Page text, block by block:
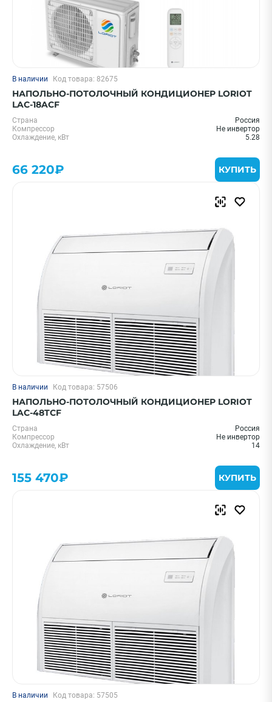
В наличии Код товара: 82675
НАПОЛЬНО-ПОТОЛОЧНЫЙ КОНДИЦИОНЕР LORIOT
LAC-18ACF
Страна
Россия
Компрессор
Не инвертор
Охлаждение, кВт
5.28
66 220₽ КУПИТЬ
В наличии Код товара: 57506
НАПОЛЬНО-ПОТОЛОЧНЫЙ КОНДИЦИОНЕР LORIOT
LAC-48TCF
Страна
Россия
Компрессор
Не инвертор
Охлаждение, кВт
14
155 470₽ КУПИТЬ
В наличии Код товара: 57505